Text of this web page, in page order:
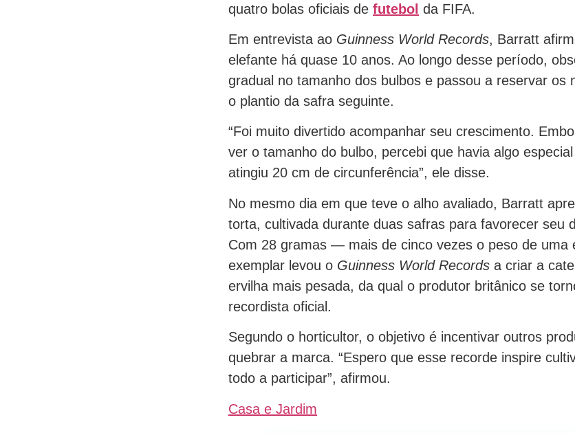
quatro bolas oficiais de futebol da FIFA.
Em entrevista ao Guinness World Records, Barratt
elefante há quase 10 anos. Ao longo desse período,
gradual no tamanho dos bulbos e passou a reservar os
o plantio da safra seguinte.
“Foi muito divertido acompanhar seu crescimento.
ver o tamanho do bulbo, percebi que havia algo
atingiu 20 cm de circunferência”, ele disse.
No mesmo dia em que teve o alho avaliado, Barratt
torta, cultivada durante duas safras para favorecer seu
Com 28 gramas — mais de cinco vezes o peso de
exemplar levou o Guinness World Records a criar a
ervilha mais pesada, da qual o produtor britânico se
recordista oficial.
Segundo o horticultor, o objetivo é incentivar outros
quebrar a marca. “Espero que esse recorde inspire
todo a participar”, afirmou.
Casa e Jardim